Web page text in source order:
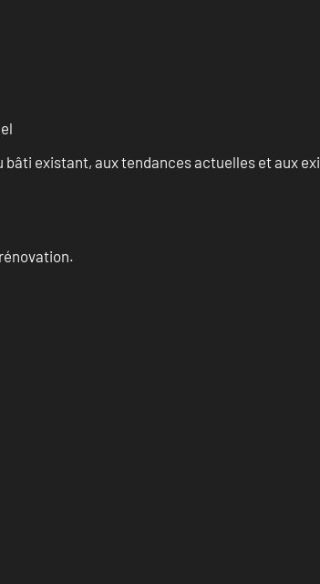
existant, aux tendances actuelles et aux